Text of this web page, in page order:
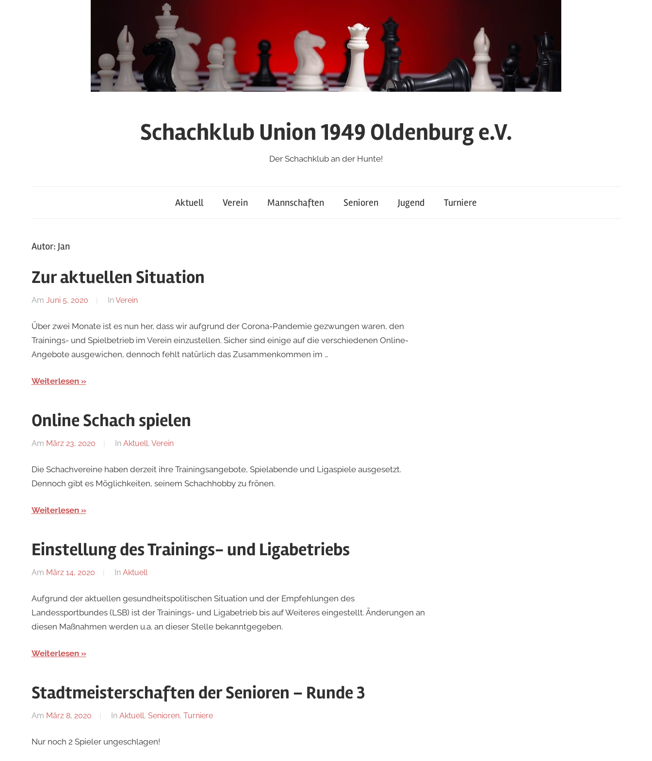
Schachklub Union 1949 Oldenburg e.V.
Der Schachklub an der Hunte!
Aktuell Verein Mannschaften Senioren Jugend Turniere
Autor: Jan
Zur aktuellen Situation
Am Juni 5, 2020
Von
In Verein
Über zwei Monate ist es nun her, dass wir aufgrund der Corona-Pandemie gezwungen waren, den
Trainings- und Spielbetrieb im Verein einzustellen. Sicher sind einige auf die verschiedenen Online-
Angebote ausgewichen, dennoch fehlt natürlich das Zusammenkommen im …
Weiterlesen
Online Schach spielen
Am März 23, 2020
Von
In Aktuell, Verein
Die Schachvereine haben derzeit ihre Trainingsangebote, Spielabende und Ligaspiele ausgesetzt.
Dennoch gibt es Möglichkeiten, seinem Schachhobby zu frönen.
Weiterlesen
Einstellung des Trainings- und Ligabetriebs
Am März 14, 2020
Von
In Aktuell
Aufgrund der aktuellen gesundheitspolitischen Situation und der Empfehlungen des
Landessportbundes (LSB) ist der Trainings- und Ligabetrieb bis auf Weiteres eingestellt. Änderungen an
diesen Maßnahmen werden u.a. an dieser Stelle bekanntgegeben.
Weiterlesen
Stadtmeisterschaften der Senioren – Runde 3
Am März 8, 2020
Von
In Aktuell, Senioren, Turniere
Nur noch 2 Spieler ungeschlagen!